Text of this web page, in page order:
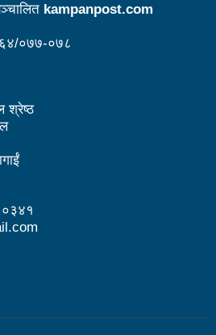
मुद्दा जनयुद्धको मुख्य मुद्दा होः
कार्यक्रम
बने दैलेखका दिल बहादुर
जनताको खबरदारी आवश्यकः
कार्यक्रमको तयारीः तीन
kampanpost.com
०७७-०७८
श्रेष्ठ